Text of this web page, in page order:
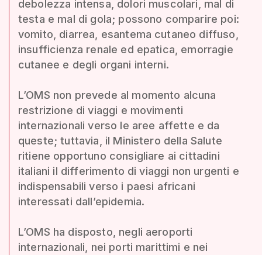
debolezza intensa, dolori muscolari, mal di
testa e mal di gola; possono comparire poi:
vomito, diarrea, esantema cutaneo diffuso,
insufficienza renale ed epatica, emorragie
cutanee e degli organi interni.
L’OMS non prevede al momento alcuna
restrizione di viaggi e movimenti
internazionali verso le aree affette e da
queste; tuttavia, il Ministero della Salute
ritiene opportuno consigliare ai cittadini
italiani il differimento di viaggi non urgenti e
indispensabili verso i paesi africani
interessati dall’epidemia.
L’OMS ha disposto, negli aeroporti
internazionali, nei porti marittimi e nei